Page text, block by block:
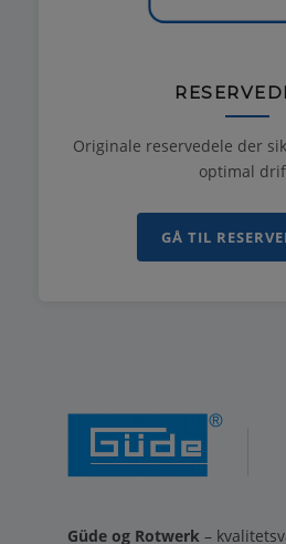
Originale reservedele der
optimal
GÅ TIL
Güde og Rotwerk –